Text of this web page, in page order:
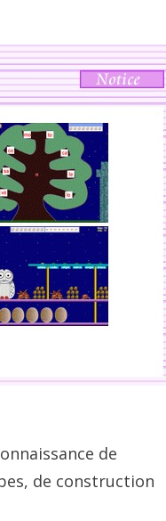
de
de construction